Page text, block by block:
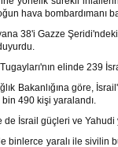
hava bombardımanı
38'i Gazze
elinde 239
Bakanlığına göre,
490 kişi yaralandı.
de İsrail güçleri ve
binlerce yaralı ile sivilin